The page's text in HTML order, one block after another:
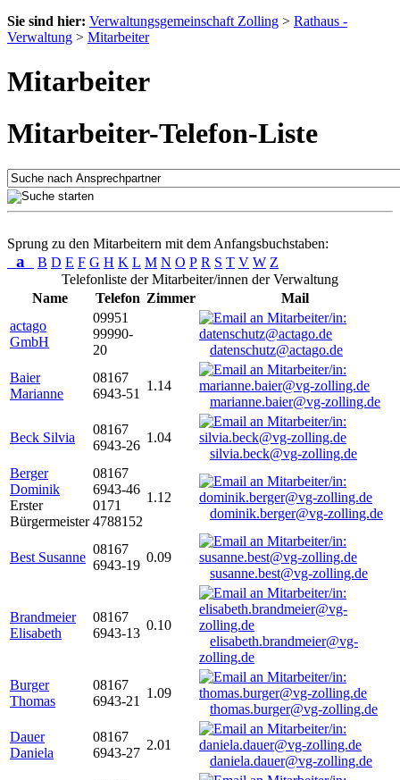
Sie sind hier: Verwaltungsgemeinschaft Zolling > Rathaus -
Verwaltung > Mitarbeiter
Mitarbeiter
Mitarbeiter-Telefon-Liste
Sprung zu den Mitarbeitern mit dem Anfangsbuchstaben:
a B D E F G H K L M N O P R S T V W Z
Telefonliste der Mitarbeiter/innen der Verwaltung
Name
Telefon Zimmer
Mail
actago
GmbH
09951
99990-
20
datenschutz@actago.de
Baier
Marianne
08167
6943-51
1.14
marianne.baier@vg-zolling.de
Beck Silvia
08167
6943-26
1.04
silvia.beck@vg-zolling.de
Berger
Dominik
Erster
Bürgermeister
08167
6943-46
0171
4788152
1.12
dominik.berger@vg-zolling.de
Best Susanne
08167
6943-19
0.09
susanne.best@vg-zolling.de
Brandmeier
Elisabeth
08167
6943-13
0.10
elisabeth.brandmeier@vg-
zolling.de
Burger
Thomas
08167
6943-21
1.09
thomas.burger@vg-zolling.de
Dauer
Daniela
08167
6943-27
2.01
daniela.dauer@vg-zolling.de